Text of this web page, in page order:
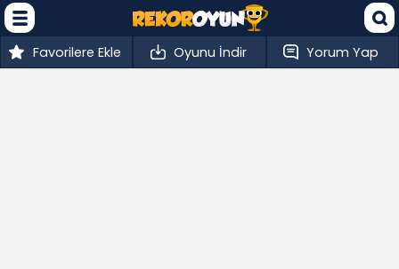
Favorilere Ekle Oyunu İndir Yorum Yap